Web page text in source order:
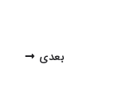
بعدی